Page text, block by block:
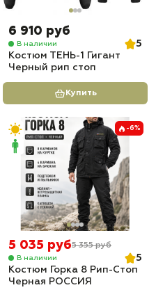
6 910 руб
В наличии
5
Костюм ТЕНЬ-1 Гигант
Черный рип стоп
Купить
-6%
5 035 руб5 355 руб
В наличии
5
Костюм Горка 8 Рип-Стоп
Черная РОССИЯ